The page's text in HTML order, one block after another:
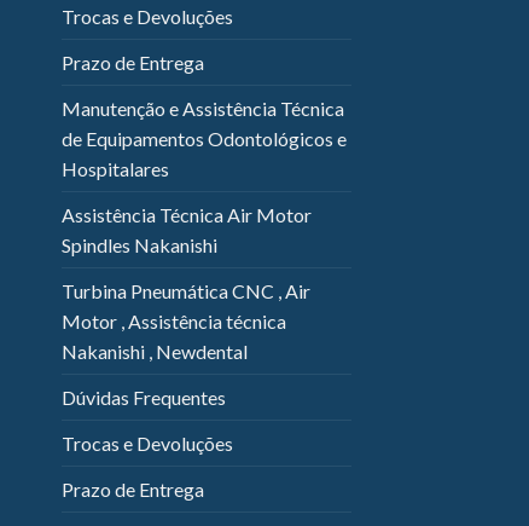
Trocas e Devoluções
Prazo de Entrega
Manutenção e Assistência Técnica
de Equipamentos Odontológicos e
Hospitalares
Assistência Técnica Air Motor
Spindles Nakanishi
Turbina Pneumática CNC , Air
Motor , Assistência técnica
Nakanishi , Newdental
Dúvidas Frequentes
Trocas e Devoluções
Prazo de Entrega